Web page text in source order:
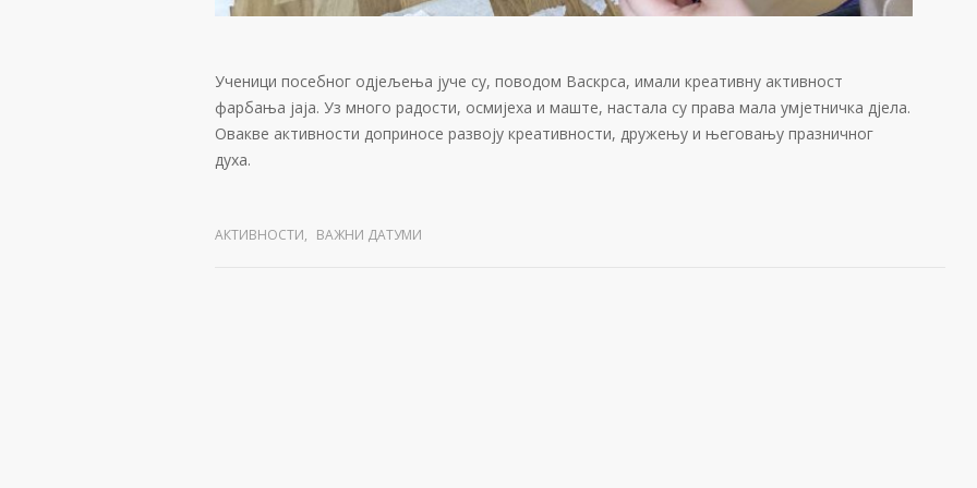
Ученици посебног одјељења јуче су, поводом Васкрса, имали креативну активност
фарбања јаја. Уз много радости, осмијеха и маште, настала су права мала умјетничка дјела.
Овакве активности доприносе развоју креативности, дружењу и његовању празничног
духа.
АКТИВНОСТИ, ВАЖНИ ДАТУМИ